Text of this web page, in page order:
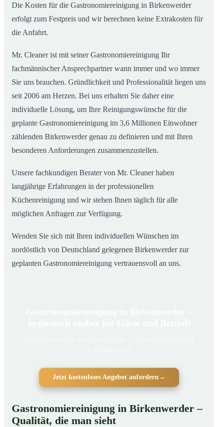
Die Kosten für die Gastronomiereinigung in Birkenwerder
erfolgt zum Festpreis und wir berechnen keine Extrakosten für
die Anfahrt.
Mr. Cleaner ist mit seiner Gastronomiereinigung Ihr
fachmännischer Ansprechpartner wann immer und wo immer
Sie uns brauchen. Gründlichkeit und Professionalität liegen uns
seit 2006 am Herzen. Bei uns erhalten Sie daher eine
individuelle Lösung, um Ihre Reinigungswünsche für die
geplante Gastronomiereinigung im 3,6 Millionen Einwohner
zählenden Birkenwerder genau zu definieren und mit Ihren
besonderen Anforderungen zusammenzustellen.
Unsere fachkundigen Berater von Mr. Cleaner haben
langjährige Erfahrungen in der professionellen
Küchenreinigung und wir stehen Ihnen täglich für alle
möglichen Anfragen zur Verfügung.
Wenden Sie sich mit Ihren individuellen Wünschen im
nordöstlich von Deutschland gelegenen Birkenwerder zur
geplanten Gastronomiereinigung vertrauensvoll an uns.
Jetzt kostenloses Angebot anfordern →
Gastronomiereinigung in Birkenwerder –
Qualität, die man sieht